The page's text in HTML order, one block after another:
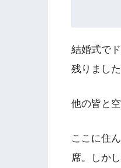
結婚式で
残りました
他の皆と
ここに住
席。しか